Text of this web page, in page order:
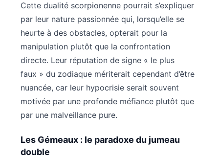
Cette dualité scorpionenne pourrait s’expliquer
par leur nature passionnée qui, lorsqu’elle se
heurte à des obstacles, opterait pour la
manipulation plutôt que la confrontation
directe. Leur réputation de signe « le plus
faux » du zodiaque mériterait cependant d’être
nuancée, car leur hypocrisie serait souvent
motivée par une profonde méfiance plutôt que
par une malveillance pure.
Les Gémeaux : le paradoxe du jumeau
double